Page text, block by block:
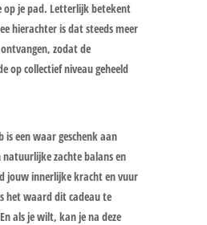
op je pad. Letterlijk betekent
hierachter is dat steeds meer
zodat de
op collectief niveau geheeld
is een waar geschenk aan
natuurlijke zachte balans en
jouw innerlijke kracht en vuur
het waard dit cadeau te
als je wilt, kan je na deze